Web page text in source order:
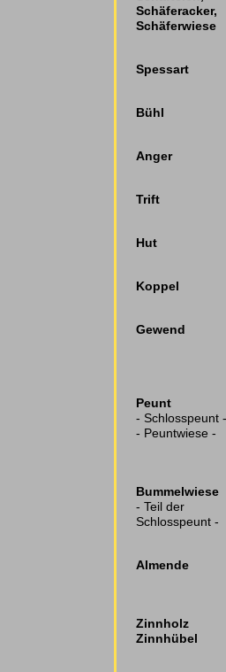
Schäferacker,
Schäferwiese
Spessart
Bühl
Anger
Trift
Hut
Koppel
Gewend
Peunt
- Schlosspeunt
- Peuntwiese -
Bummelwiese
- Teil der
Schlosspeunt -
Almende
Zinnholz
Zinnhübel